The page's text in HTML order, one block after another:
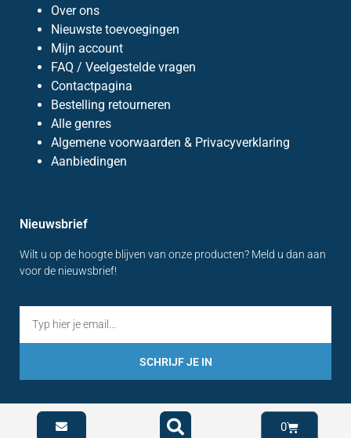
Over ons
Nieuwste toevoegingen
Mijn account
FAQ / Veelgestelde vragen
Contactpagina
Bestelling retourneren
Alle genres
Algemene voorwaarden & Privacyverklaring
Aanbiedingen
Nieuwsbrief
Wilt u op de hoogte blijven van onze producten? Meld u dan aan
voor de nieuwsbrief!
SCHRIJF JE IN
0